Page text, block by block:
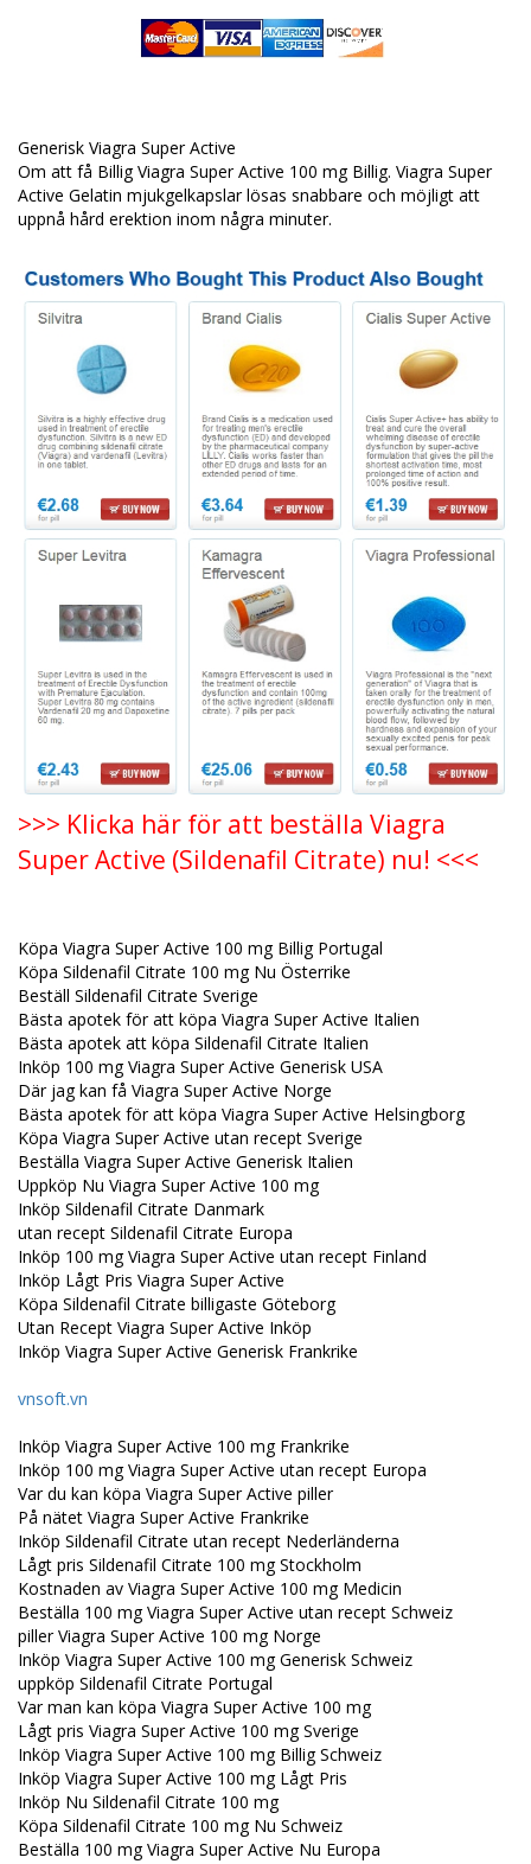
Generisk Viagra Super Active
Om att få Billig Viagra Super Active 100 mg Billig. Viagra Super
Active Gelatin mjukgelkapslar lösas snabbare och möjligt att
uppnå hård erektion inom några minuter.
>>> Klicka här för att beställa Viagra
Super Active (Sildenafil Citrate) nu! <<<
Köpa Viagra Super Active 100 mg Billig Portugal
Köpa Sildenafil Citrate 100 mg Nu Österrike
Beställ Sildenafil Citrate Sverige
Bästa apotek för att köpa Viagra Super Active Italien
Bästa apotek att köpa Sildenafil Citrate Italien
Inköp 100 mg Viagra Super Active Generisk USA
Där jag kan få Viagra Super Active Norge
Bästa apotek för att köpa Viagra Super Active Helsingborg
Köpa Viagra Super Active utan recept Sverige
Beställa Viagra Super Active Generisk Italien
Uppköp Nu Viagra Super Active 100 mg
Inköp Sildenafil Citrate Danmark
utan recept Sildenafil Citrate Europa
Inköp 100 mg Viagra Super Active utan recept Finland
Inköp Lågt Pris Viagra Super Active
Köpa Sildenafil Citrate billigaste Göteborg
Utan Recept Viagra Super Active Inköp
Inköp Viagra Super Active Generisk Frankrike
vnsoft.vn
Inköp Viagra Super Active 100 mg Frankrike
Inköp 100 mg Viagra Super Active utan recept Europa
Var du kan köpa Viagra Super Active piller
På nätet Viagra Super Active Frankrike
Inköp Sildenafil Citrate utan recept Nederländerna
Lågt pris Sildenafil Citrate 100 mg Stockholm
Kostnaden av Viagra Super Active 100 mg Medicin
Beställa 100 mg Viagra Super Active utan recept Schweiz
piller Viagra Super Active 100 mg Norge
Inköp Viagra Super Active 100 mg Generisk Schweiz
uppköp Sildenafil Citrate Portugal
Var man kan köpa Viagra Super Active 100 mg
Lågt pris Viagra Super Active 100 mg Sverige
Inköp Viagra Super Active 100 mg Billig Schweiz
Inköp Viagra Super Active 100 mg Lågt Pris
Inköp Nu Sildenafil Citrate 100 mg
Köpa Sildenafil Citrate 100 mg Nu Schweiz
Beställa 100 mg Viagra Super Active Nu Europa